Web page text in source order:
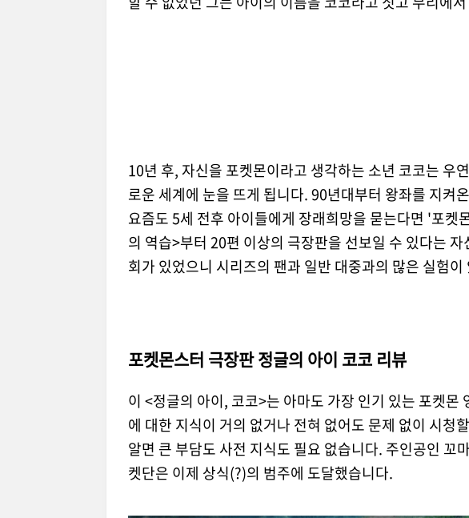
10년 후, 자신을 포켓몬이라고 생각하는 소년 코코는 우
로운 세계에 눈을 뜨게 됩니다. 90년대부터 왕좌를 지켜
요즘도 5세 전후 아이들에게 장래희망을 묻는다면 '포켓
의 역습>부터 20편 이상의 극장판을 선보일 수 있다는
회가 있었으니 시리즈의 팬과 일반 대중과의 많은 실험
포켓몬스터 극장판 정글의 아이 코코 리뷰
이 <정글의 아이, 코코>는 아마도 가장 인기 있는 포켓몬
에 대한 지식이 거의 없거나 전혀 없어도 문제 없이 시청
알면 큰 부담도 사전 지식도 필요 없습니다. 주인공인 꼬
켓단은 이제 상식(?)의 범주에 도달했습니다.